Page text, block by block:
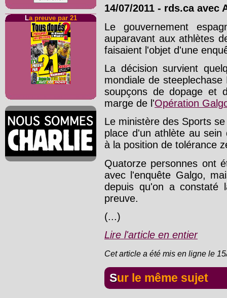
La preuve par 21
14/07/2011 - rds.ca avec
Le gouvernement
auparavant aux athlètes
faisaient l'objet d'une
La décision survient
mondiale de
soupçons de dopage et
marge de l'Opération
Le ministère des Sports
place d'un athlète au
à la position de tolérance
Quatorze personnes ont
avec l'enquête Galgo,
depuis qu'on a constaté
preuve.
(...)
Lire l'article en entier
Cet article a été mis en ligne le
Sur le même sujet